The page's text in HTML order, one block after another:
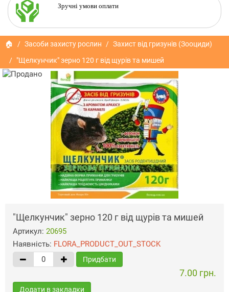
Зручні умови оплати
🏠 Засоби захисту рослин
Захист від гризунів (Зооциди)
"Щелкунчик" зерно 120 г від щурів та мишей
"Щелкунчик" зерно 120 г від щурів та мишей
Артикул: 20695
Наявність: FLORA_PRODUCT_OUT_STOCK
Придбати
7.00 грн.
Додати в закладки